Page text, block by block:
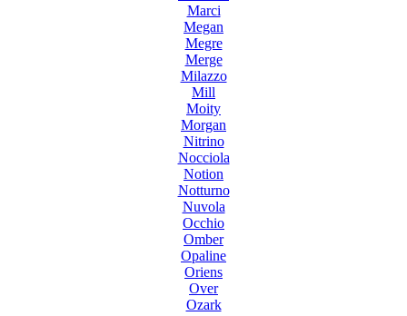
Marci
Megan
Megre
Merge
Milazzo
Mill
Moity
Morgan
Nitrino
Nocciola
Notion
Notturno
Nuvola
Occhio
Omber
Opaline
Oriens
Over
Ozark